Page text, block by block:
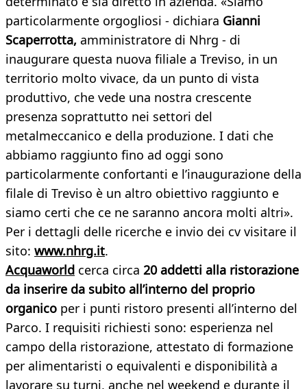
particolarmente orgogliosi - dichiara Gianni
Scaperrotta, amministratore di Nhrg - di
inaugurare questa nuova filiale a Treviso, in un
territorio molto vivace, da un punto di vista
produttivo, che vede una nostra crescente
presenza soprattutto nei settori del
metalmeccanico e della produzione. I dati che
abbiamo raggiunto fino ad oggi sono
particolarmente confortanti e l’inaugurazione della
filale di Treviso è un altro obiettivo raggiunto e
siamo certi che ce ne saranno ancora molti altri».
Per i dettagli delle ricerche e invio dei cv visitare il
sito: www.nhrg.it.
Acquaworld cerca circa 20 addetti alla ristorazione
da inserire da subito all’interno del proprio
organico per i punti ristoro presenti all’interno del
Parco. I requisiti richiesti sono: esperienza nel
campo della ristorazione, attestato di formazione
per alimentaristi o equivalenti e disponibilità a
lavorare su turni, anche nel weekend e durante il